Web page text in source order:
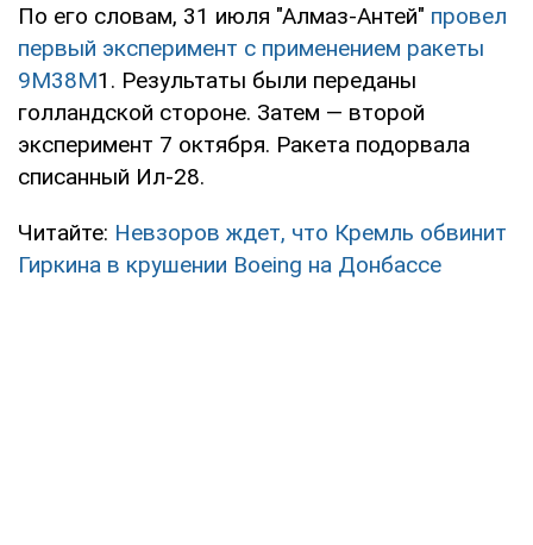
По его словам, 31 июля "Алмаз-Антей" провел
первый эксперимент с применением ракеты
9М38М1. Результаты были переданы
голландской стороне. Затем — второй
эксперимент 7 октября. Ракета подорвала
списанный Ил-28.
Читайте: Невзоров ждет, что Кремль обвинит
Гиркина в крушении Boeing на Донбассе